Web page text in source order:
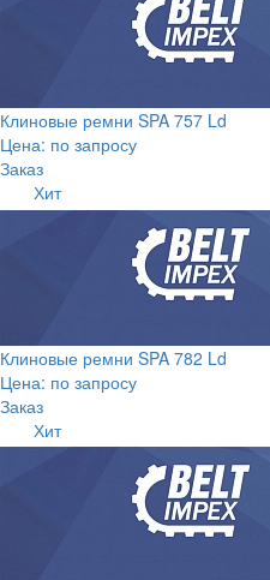
Клиновые ремни SPA 757 Ld
Цена: по запросу
Заказ
Хит
Клиновые ремни SPA 782 Ld
Цена: по запросу
Заказ
Хит